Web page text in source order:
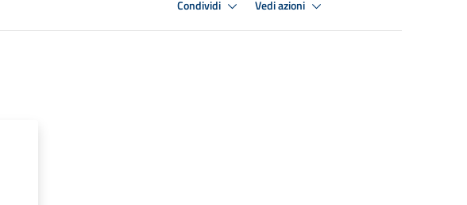
Condividi Vedi azioni